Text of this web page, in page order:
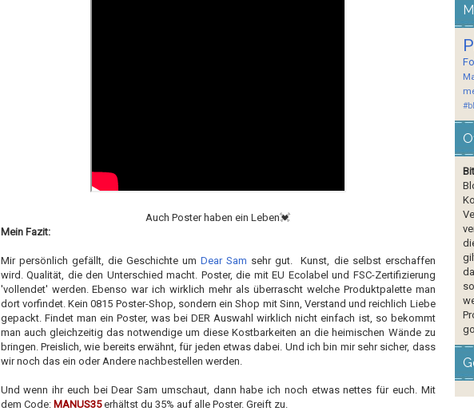
Auch Poster haben ein Leben💓
Mein Fazit:
Mir persönlich gefällt, die Geschichte um Dear Sam sehr gut. Kunst, die selbst erschaffen
wird. Qualität, die den Unterschied macht. Poster, die mit EU Ecolabel und FSC-Zertifizierung
'vollendet' werden. Ebenso war ich wirklich mehr als überrascht welche Produktpalette man
dort vorfindet. Kein 0815 Poster-Shop, sondern ein Shop mit Sinn, Verstand und reichlich Liebe
gepackt. Findet man ein Poster, was bei DER Auswahl wirklich nicht einfach ist, so bekommt
man auch gleichzeitig das notwendige um diese Kostbarkeiten an die heimischen Wände zu
bringen. Preislich, wie bereits erwähnt, für jeden etwas dabei. Und ich bin mir sehr sicher, dass
wir noch das ein oder Andere nachbestellen werden.
Und wenn ihr euch bei Dear Sam umschaut, dann habe ich noch etwas nettes für euch. Mit
dem Code: MANUS35erhältst du 35% auf alle Poster. Greift zu.